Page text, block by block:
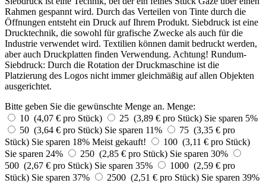
Rahmen gespannt wird. Durch das Verteilen von Tinte durch die
Öffnungen entsteht ein Druck auf Ihrem Produkt. Siebdruck ist eine
Drucktechnik, die sowohl für grafische Zwecke als auch für die
Industrie verwendet wird. Textilien können damit bedruckt werden,
aber auch Druckplatten finden Verwendung. Achtung! Rundum-
Siebdruck: Durch die Rotation der Druckmaschine ist die
Platzierung des Logos nicht immer gleichmäßig auf allen Objekten
ausgerichtet.
Bitte geben Sie die gewünschte Menge an. Menge:
10 (4,07 € pro Stück)
25 (3,89 € pro Stück) Sie sparen 5%
50 (3,64 € pro Stück) Sie sparen 11%
75 (3,35 € pro
Stück) Sie sparen 18% Meist gekauft!
100 (3,11 € pro Stück)
Sie sparen 24%
250 (2,85 € pro Stück) Sie sparen 30%
500 (2,67 € pro Stück) Sie sparen 35%
1000 (2,59 € pro
Stück) Sie sparen 37% 2500 (2,51 € pro Stück) Sie sparen 39%